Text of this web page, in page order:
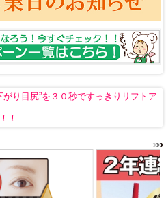
がり目尻”を３０秒ですっきりリフトア
！